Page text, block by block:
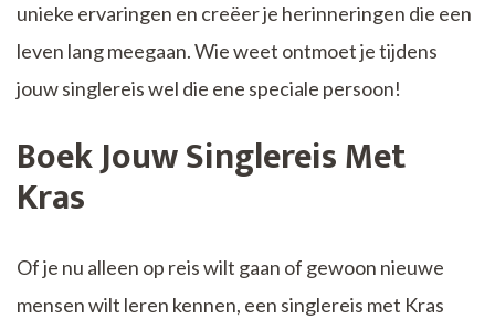
unieke ervaringen en creëer je herinneringen die een
leven lang meegaan. Wie weet ontmoet je tijdens
jouw singlereis wel die ene speciale persoon!
Boek Jouw Singlereis Met
Kras
Of je nu alleen op reis wilt gaan of gewoon nieuwe
mensen wilt leren kennen, een singlereis met Kras